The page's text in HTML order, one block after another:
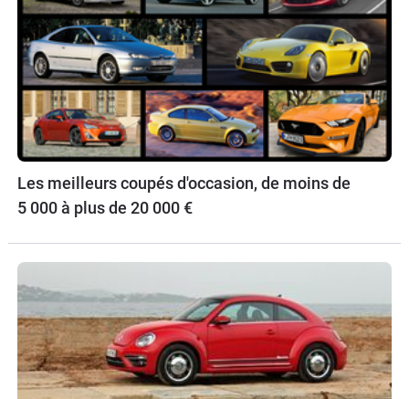
Les meilleurs coupés d'occasion, de moins de
5 000 à plus de 20 000 €